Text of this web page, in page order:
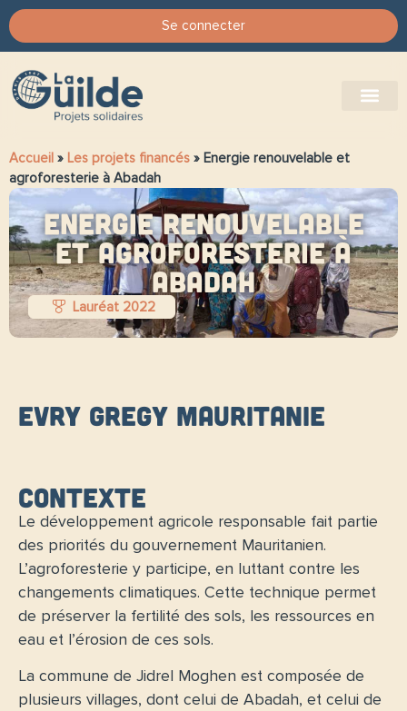
Se connecter
Accueil » Les projets financés » Energie renouvelable et
agroforesterie à Abadah
Energie renouvelable
et agroforesterie à
Abadah
Lauréat 2022
Evry Gregy Mauritanie
Contexte
Le développement agricole responsable fait partie
des priorités du gouvernement Mauritanien.
L’agroforesterie y participe, en luttant contre les
changements climatiques. Cette technique permet
de préserver la fertilité des sols, les ressources en
eau et l’érosion de ces sols.
La commune de Jidrel Moghen est composée de
plusieurs villages, dont celui de Abadah, et celui de